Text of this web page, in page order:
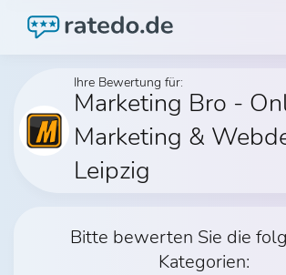
Ihre Bewertung für:
Marketing Bro -
Marketing &
Leipzig
Bitte bewerten Sie die
Kategorien: